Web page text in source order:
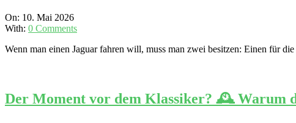
2026-
05-
On: 10. Mai 2026
With: 0 Comments
Wenn man einen Jaguar fahren will, muss man zwei besitzen: Einen für
Der Moment vor dem Klassiker? 🕰️ Warum